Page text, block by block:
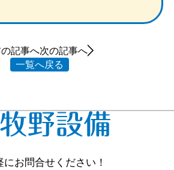
記事へ次の記事へ
一覧へ戻る
にお問合せください！